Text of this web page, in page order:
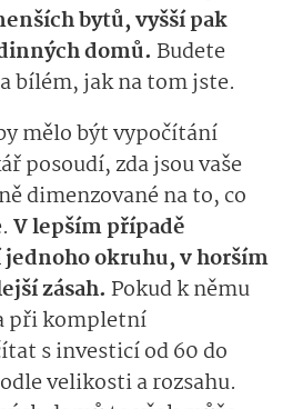
bytů, vyšší pak
domů. Budete
bílém, jak na tom jste.
mělo být vypočítání
posoudí, zda jsou vaše
dimenzované na to, co
V lepším případě
okruhu, v horším
zásah. Pokud k němu
při kompletní
s investicí od 60 do
velikosti a rozsahu.